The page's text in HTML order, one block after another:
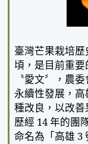
臺灣芒果栽培
頃，是目前重
〝愛文〞，農
永續性發展，
種改良，以改善
歷經 14年的團
命名為「高雄 3